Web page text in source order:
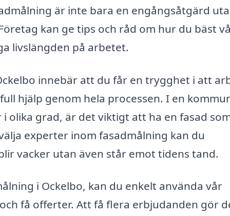
är inte bara en engångsåtgärd
kan ge tips och råd om hur du bäst
livslängden på arbetet.
innebär att du får en trygghet i att
hjälp genom hela processen. I en
olika grad, är det viktigt att ha en fasad
experter inom fasadmålning kan du
vacker utan även står emot tidens tand.
i Ockelbo, kan du enkelt använda vår
få offerter. Att få flera erbjudanden gör